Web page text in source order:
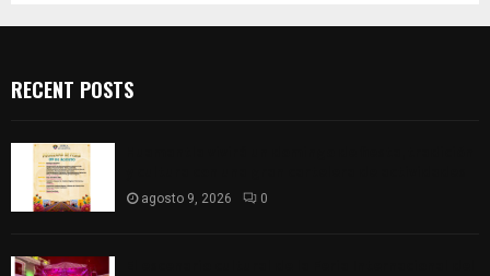
RECENT POSTS
agosto 9, 2026 0